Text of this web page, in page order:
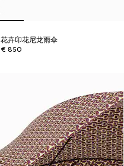
花卉印花尼龙雨伞
€ 850